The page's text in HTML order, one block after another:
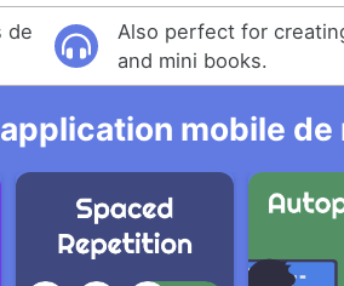
de
Also perfect for
and mini books.
mobile